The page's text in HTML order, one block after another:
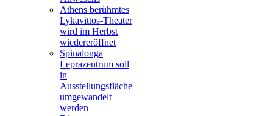
Athens berühmtes
Lykavittos-Theater
wird im Herbst
wiedereröffnet
Spinalonga
Leprazentrum soll
in
Ausstellungsfläche
umgewandelt
werden